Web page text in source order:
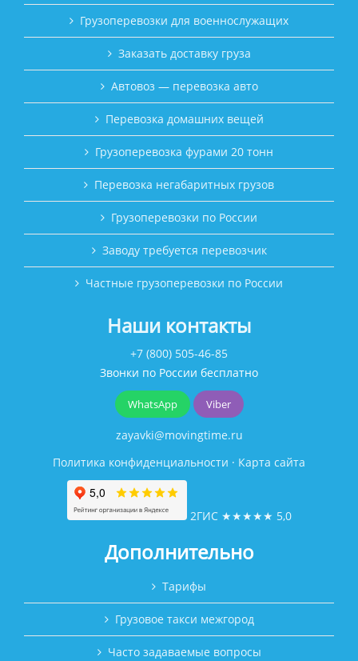
Грузоперевозки для военнослужащих
Заказать доставку груза
Автовоз — перевозка авто
Перевозка домашних вещей
Грузоперевозка фурами 20 тонн
Перевозка негабаритных грузов
Грузоперевозки по России
Заводу требуется перевозчик
Частные грузоперевозки по России
Наши контакты
+7 (800) 505-46-85
Звонки по России бесплатно
WhatsApp Viber
zayavki@movingtime.ru
Политика конфиденциальности · Карта сайта
2ГИС ★★★★★ 5,0
Дополнительно
Тарифы
Грузовое такси межгород
Часто задаваемые вопросы